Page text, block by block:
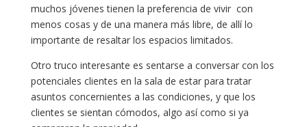
muchos jóvenes tienen la preferencia de vivir con
menos cosas y de una manera más libre, de allí lo
importante de resaltar los espacios limitados.
Otro truco interesante es sentarse a conversar con los
potenciales clientes en la sala de estar para tratar
asuntos concernientes a las condiciones, y que los
clientes se sientan cómodos, algo así como si ya